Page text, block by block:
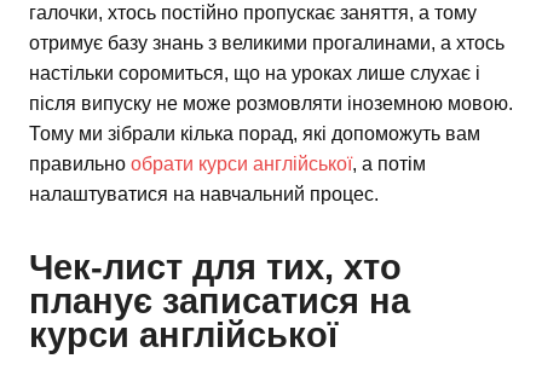
галочки, хтось постійно пропускає заняття, а тому
отримує базу знань з великими прогалинами, а хтось
настільки соромиться, що на уроках лише слухає і
після випуску не може розмовляти іноземною мовою.
Тому ми зібрали кілька порад, які допоможуть вам
правильно обрати курси англійської, а потім
налаштуватися на навчальний процес.
Чек-лист для тих, хто
планує записатися на
курси англійської